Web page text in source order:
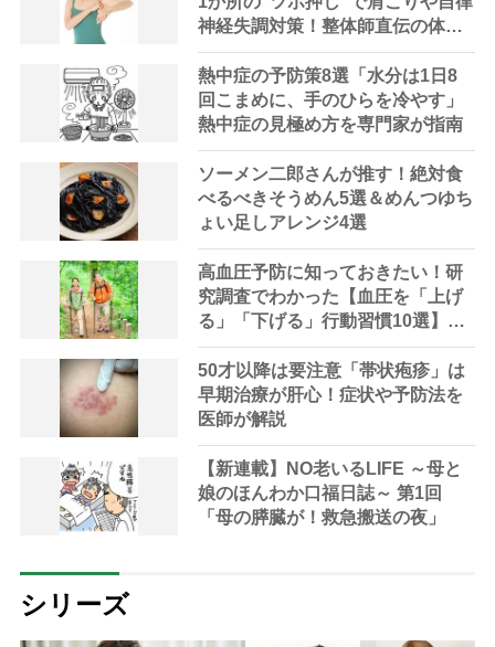
神経失調対策！整体師直伝の体が
軽くなる「二の腕マッサージ」
熱中症の予防策8選「水分は1日8
回こまめに、手のひらを冷やす」
熱中症の見極め方を専門家が指南
ソーメン二郎さんが推す！絶対食
べるべきそうめん5選＆めんつゆち
ょい足しアレンジ4選
高血圧予防に知っておきたい！研
究調査でわかった【血圧を「上げ
る」「下げる」行動習慣10選】
「自転車通勤は心筋梗塞リスクが
↓」
50才以降は要注意「帯状疱疹」は
早期治療が肝心！症状や予防法を
医師が解説
【新連載】NO老いるLIFE ～母と
娘のほんわか口福日誌～ 第1回
「母の膵臓が！救急搬送の夜」
シリーズ